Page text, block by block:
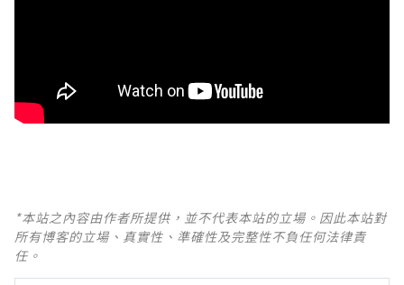
*本站之內容由作者所提供，並不代表本站的立場。因此本站對
所有博客的立場、真實性、準確性及完整性不負任何法律責
任。